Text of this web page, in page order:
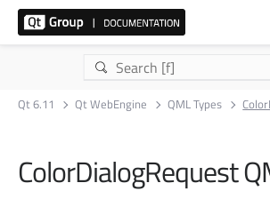
Qt 6.11 Qt WebEngine QML Types
ColorDialogRequest